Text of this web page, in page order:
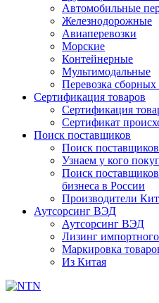
Автомобильные
Железнодорожные
Авиаперевозки
Морские
Контейнерные
Мультимодальные
Перевозка сборных
Сертификация товаров
Сертификация
Сертификат
Поиск поставщиков
Поиск поставщиков
Узнаем у кого
Поиск
бизнеса в России
Производители
Аутсорсинг ВЭД
Аутсорсинг ВЭД
Лизинг
Маркировка
Из Китая